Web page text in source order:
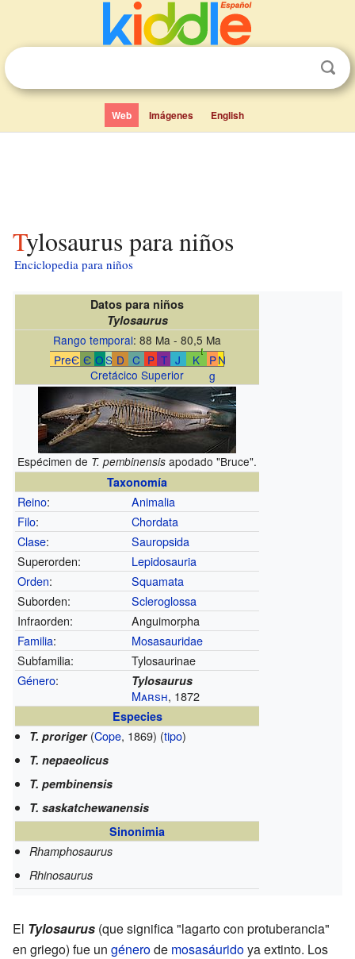
Web Imágenes English
Tylosaurus para niños
Enciclopedia para niños
Datos para niños
Tylosaurus
Rango temporal: 88 Ma - 80,5 Ma
PreЄ Є OS D C P T J K
P
g
N
Cretácico Superior
Espécimen de T. pembinensis apodado "Bruce".
Taxonomía
Reino:
Animalia
Filo:
Chordata
Clase:
Sauropsida
Superorden:
Lepidosauria
Orden:
Squamata
Suborden:
Scleroglossa
Infraorden:
Anguimorpha
Familia:
Mosasauridae
Subfamilia:
Tylosaurinae
Género: Tylosaurus
Marsh, 1872
Especies
T. proriger (Cope, 1869) (tipo)
T. nepaeolicus
T. pembinensis
T. saskatchewanensis
Sinonimia
Rhamphosaurus
Rhinosaurus
El Tylosaurus (que significa "lagarto con protuberancia"
en griego) fue un génerode mosasáuridoya extinto. Los